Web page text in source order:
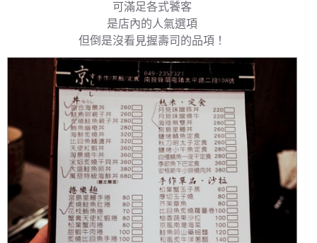
可滿足各式饕客
是店內的人氣選項
但倒是沒看見握壽司的品項！